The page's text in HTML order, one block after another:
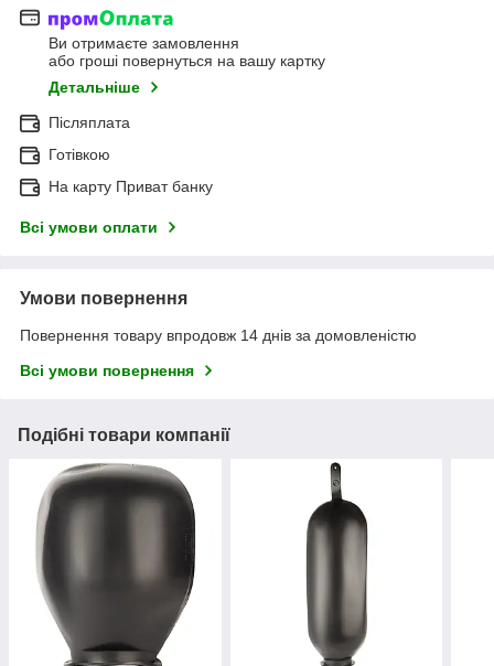
Ви отримаєте замовлення
або гроші повернуться на вашу картку
Детальніше
Післяплата
Готівкою
На карту Приват банку
Всі умови оплати
Умови повернення
Повернення товару впродовж 14 днів за домовленістю
Всі умови повернення
Подібні товари компанії